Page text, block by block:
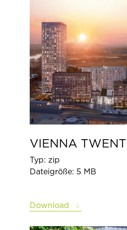
VIENNA
Typ: zip
Dateigröße: 5 MB
Download